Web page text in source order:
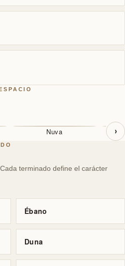
Nuva ›
terminado define el carácter
Ébano
Duna